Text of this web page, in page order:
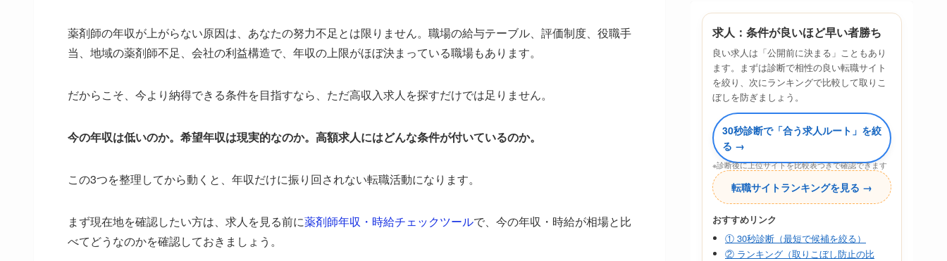
薬剤師の年収が上がらない原因は、あなたの努力不足とは限りません。職場の給与テーブル、評価制度、役職手
当、地域の薬剤師不足、会社の利益構造で、年収の上限がほぼ決まっている職場もあります。
だからこそ、今より納得できる条件を目指すなら、ただ高収入求人を探すだけでは足りません。
今の年収は低いのか。希望年収は現実的なのか。高額求人にはどんな条件が付いているのか。
この3つを整理してから動くと、年収だけに振り回されない転職活動になります。
まず現在地を確認したい方は、求人を見る前に薬剤師年収・時給チェックツールで、今の年収・時給が相場と比
べてどうなのかを確認しておきましょう。
求人：条件が良いほど早い者勝ち
良い求人は「公開前に決まる」こともあり
ます。まずは診断で相性の良い転職サイト
を絞り、次にランキングで比較して取りこ
ぼしを防ぎましょう。
30秒診断で「合う求人ルート」を絞
る →
※診断後に上位サイトを比較表つきで確認できます
転職サイトランキングを見る →
おすすめリンク
① 30秒診断（最短で候補を絞る）
② ランキング（取りこぼし防止の比